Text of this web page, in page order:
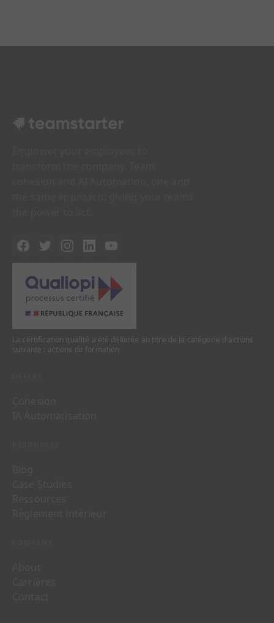
La certification qualité a été délivrée au titre de la catégorie d'actions
suivante : actions de formation